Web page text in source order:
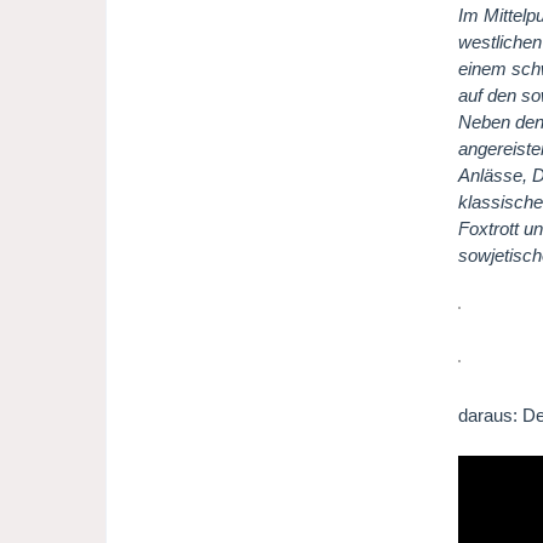
Im
einem
auf den
Neben
Anlässe,
Foxtrott
daraus: